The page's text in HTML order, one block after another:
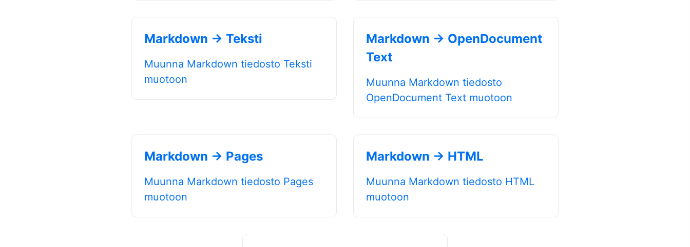
Markdown → Teksti
Muunna Markdown tiedosto Teksti
muotoon
Markdown → OpenDocument
Text
Muunna Markdown tiedosto
OpenDocument Text muotoon
Markdown → Pages
Muunna Markdown tiedosto Pages
muotoon
Markdown → HTML
Muunna Markdown tiedosto HTML
muotoon